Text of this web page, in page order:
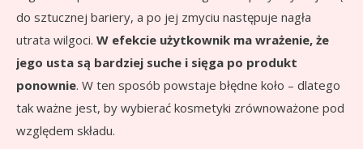
do sztucznej bariery, a po jej zmyciu następuje nagła
utrata wilgoci. W efekcie użytkownik ma wrażenie, że
jego usta są bardziej suche i sięga po produkt
ponownie. W ten sposób powstaje błędne koło – dlatego
tak ważne jest, by wybierać kosmetyki zrównoważone pod
względem składu.